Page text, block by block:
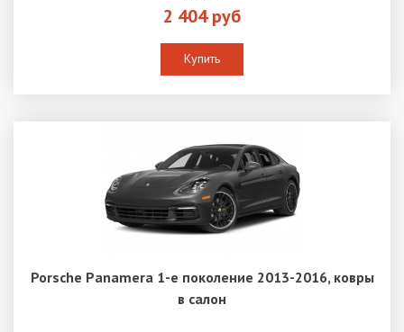
2 404 руб
Купить
Porsche Panamera 1-е поколение 2013-2016, ковры
в салон